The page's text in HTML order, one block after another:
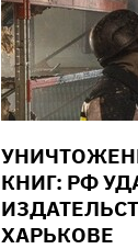
КНИГ: РФ
ХАРЬКОВЕ